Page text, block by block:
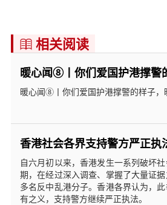
 相关阅读
暖心闻⑧丨你们爱国护港撑警
暖心闻⑧丨你们爱国护港撑警的样子，
香港社会各界支持警方严正执
自六月初以来，香港发生一系列破坏
期，在经过深入调查、掌握了大量证
多名反中乱港分子。香港各界认为，
有之义，支持警方继续严正执法。